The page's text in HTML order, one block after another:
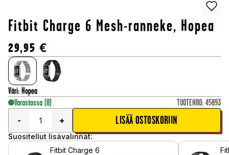
Fitbit Charge 6 Mesh-ranneke, Hopea
29,95 €
Väri: Hopea
Varastossa (8) TUOTENRO: 45893
-
+ LISÄÄ OSTOSKORIIN
Suositellut lisävalinnat:
Fitbit Charge 6